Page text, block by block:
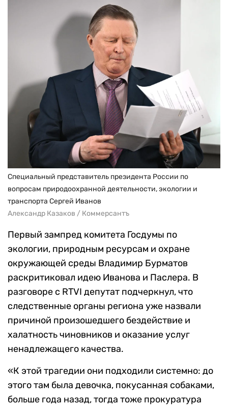
Специальный представитель президента России по
вопросам природоохранной деятельности, экологии и
транспорта Сергей Иванов
Александр Казаков / Коммерсантъ
Первый зампред комитета Госдумы по
экологии, природным ресурсам и охране
окружающей среды Владимир Бурматов
раскритиковал идею Иванова и Паслера. В
разговоре с RTVI депутат подчеркнул, что
следственные органы региона уже назвали
причиной произошедшего бездействие и
халатность чиновников и оказание услуг
ненадлежащего качества.
«К этой трагедии они подходили системно: до
этого там была девочка, покусанная собаками,
больше года назад, тогда тоже прокуратура